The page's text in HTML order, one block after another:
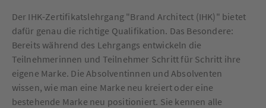
Der IHK-Zertifikatslehrgang "Brand Architect (IHK)" bietet
dafür genau die richtige Qualifikation. Das Besondere:
Bereits während des Lehrgangs entwickeln die
Teilnehmerinnen und Teilnehmer Schritt für Schritt ihre
eigene Marke. Die Absolventinnen und Absolventen
wissen, wie man eine Marke neu kreiert oder eine
bestehende Marke neu positioniert. Sie kennen alle